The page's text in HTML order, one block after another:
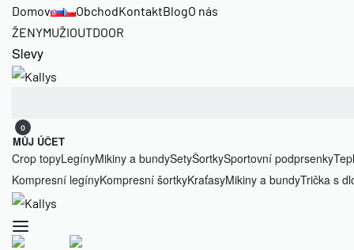
Domov ObchodKontaktBlogO nás
ŽENYMUŽIOUTDOOR
Slevy
0
MŮJ ÚČET
Crop topyLegínyMikiny a bundySetyŠortkySportovní podprsenky
Kompresní legínyKompresní šortkyKraťasyMikiny a bundyTrička s